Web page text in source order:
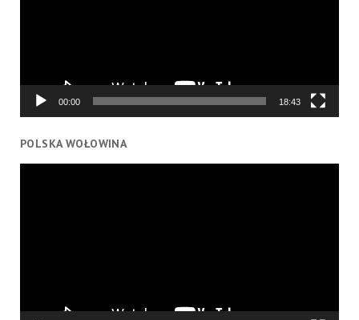
00:00 18:43
POLSKA WOŁOWINA